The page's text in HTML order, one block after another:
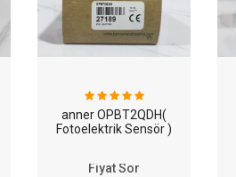
anner OPBT2QDH(
Fotoelektrik Sensör )
Fiyat Sor